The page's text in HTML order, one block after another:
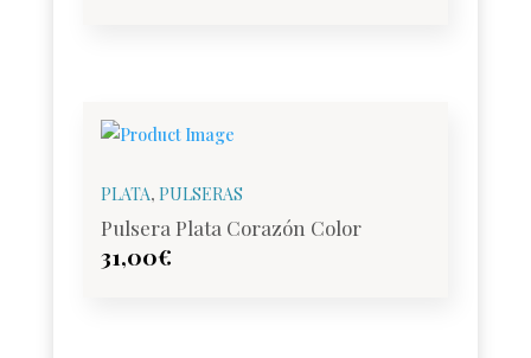
PLATA, PULSERAS
Pulsera Plata Corazón Color
31,00€